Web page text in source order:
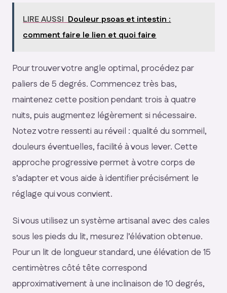
LIRE AUSSI Douleur psoas et intestin :
comment faire le lien et quoi faire
Pour trouver votre angle optimal, procédez par
paliers de 5 degrés. Commencez très bas,
maintenez cette position pendant trois à quatre
nuits, puis augmentez légèrement si nécessaire.
Notez votre ressenti au réveil : qualité du sommeil,
douleurs éventuelles, facilité à vous lever. Cette
approche progressive permet à votre corps de
s’adapter et vous aide à identifier précisément le
réglage qui vous convient.
Si vous utilisez un système artisanal avec des cales
sous les pieds du lit, mesurez l’élévation obtenue.
Pour un lit de longueur standard, une élévation de 15
centimètres côté tête correspond
approximativement à une inclinaison de 10 degrés,